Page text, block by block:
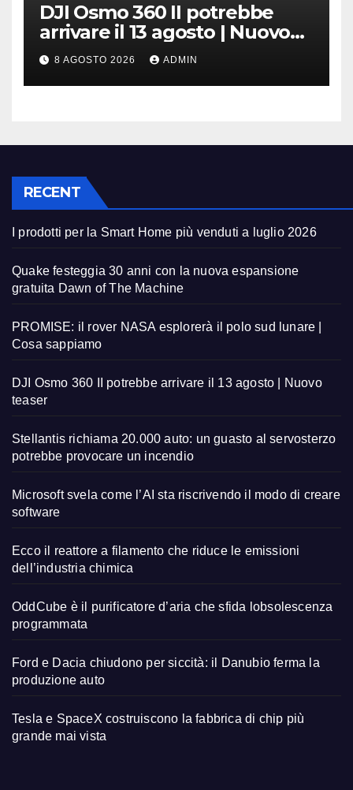
DJI Osmo 360 II potrebbe
arrivare il 13 agosto | Nuovo
teaser
8 AGOSTO 2026 ADMIN
RECENT
I prodotti per la Smart Home più venduti a luglio 2026
Quake festeggia 30 anni con la nuova espansione
gratuita Dawn of The Machine
PROMISE: il rover NASA esplorerà il polo sud lunare |
Cosa sappiamo
DJI Osmo 360 II potrebbe arrivare il 13 agosto | Nuovo
teaser
Stellantis richiama 20.000 auto: un guasto al servosterzo
potrebbe provocare un incendio
Microsoft svela come l’AI sta riscrivendo il modo di creare
software
Ecco il reattore a filamento che riduce le emissioni
dell’industria chimica
OddCube è il purificatore d’aria che sfida lobsolescenza
programmata
Ford e Dacia chiudono per siccità: il Danubio ferma la
produzione auto
Tesla e SpaceX costruiscono la fabbrica di chip più
grande mai vista